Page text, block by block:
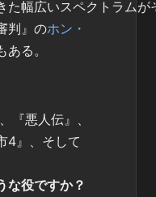
た幅広いスペクトラムが
判』のホン・
る。
『悪人伝』、
4』、そして
な役ですか？